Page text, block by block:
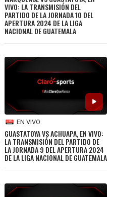
VIVO: LA TRANSMISIÓN DEL
PARTIDO DE LA JORNADA 10 DEL
APERTURA 2024 DE LA LIGA
NACIONAL DE GUATEMALA
EN VIVO
GUASTATOYA VS ACHUAPA, EN VIVO:
LA TRANSMISIÓN DEL PARTIDO DE
LA JORNADA 9 DEL APERTURA 2024
DE LA LIGA NACIONAL DE GUATEMALA